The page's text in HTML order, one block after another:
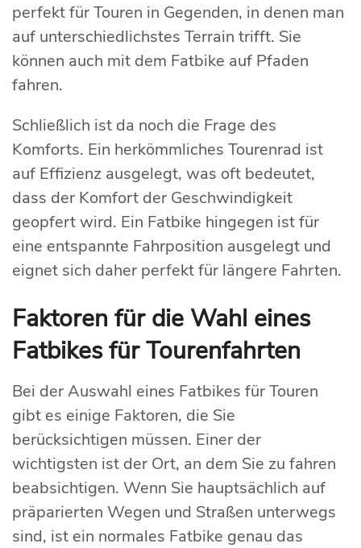
perfekt für Touren in Gegenden, in denen man
auf unterschiedlichstes Terrain trifft. Sie
können auch mit dem Fatbike auf Pfaden
fahren.
Schließlich ist da noch die Frage des
Komforts. Ein herkömmliches Tourenrad ist
auf Effizienz ausgelegt, was oft bedeutet,
dass der Komfort der Geschwindigkeit
geopfert wird. Ein Fatbike hingegen ist für
eine entspannte Fahrposition ausgelegt und
eignet sich daher perfekt für längere Fahrten.
Faktoren für die Wahl eines
Fatbikes für Tourenfahrten
Bei der Auswahl eines Fatbikes für Touren
gibt es einige Faktoren, die Sie
berücksichtigen müssen. Einer der
wichtigsten ist der Ort, an dem Sie zu fahren
beabsichtigen. Wenn Sie hauptsächlich auf
präparierten Wegen und Straßen unterwegs
sind, ist ein normales Fatbike genau das